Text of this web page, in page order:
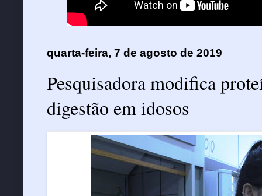
quarta-feira, 7 de agosto de 2019
Pesquisadora modifica
digestão em idosos